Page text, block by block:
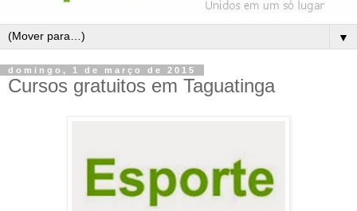
▼
domingo, 1 de março de 2015
Cursos gratuitos em Taguatinga